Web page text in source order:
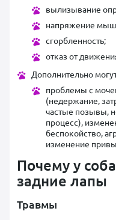
вылизывание
напряжение
сгорбленность;
отказ от
Дополнительно
проблемы с
(недержание,
частые позывы,
процесс),
беспокойство,
изменение
Почему у
задние лапы
Травмы